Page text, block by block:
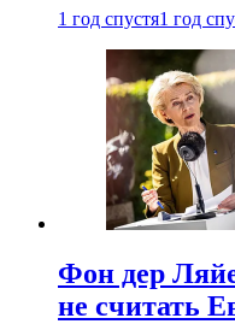
1 год спустя1 год
Фон дер
не считать